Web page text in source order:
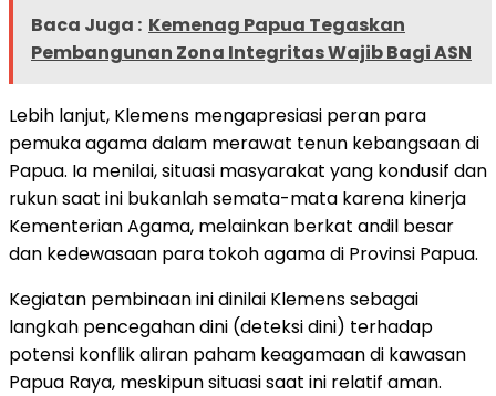
Baca Juga : Kemenag Papua Tegaskan
Pembangunan Zona Integritas Wajib Bagi ASN
Lebih lanjut, Klemens mengapresiasi peran para
pemuka agama dalam merawat tenun kebangsaan di
Papua. Ia menilai, situasi masyarakat yang kondusif dan
rukun saat ini bukanlah semata-mata karena kinerja
Kementerian Agama, melainkan berkat andil besar
dan kedewasaan para tokoh agama di Provinsi Papua.
Kegiatan pembinaan ini dinilai Klemens sebagai
langkah pencegahan dini (deteksi dini) terhadap
potensi konflik aliran paham keagamaan di kawasan
Papua Raya, meskipun situasi saat ini relatif aman.